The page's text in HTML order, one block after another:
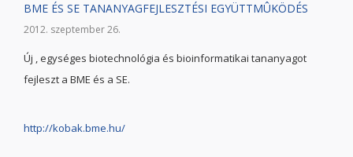
BME ÉS SE TANANYAGFEJLESZTÉSI EGYÜTTMÛKÖDÉS
2012. szeptember 26.
Új , egységes biotechnológia és bioinformatikai tananyagot
fejleszt a BME és a SE.
http://kobak.bme.hu/